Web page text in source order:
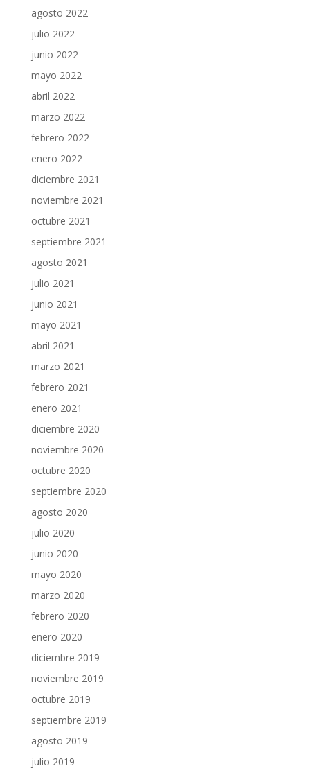
agosto 2022
julio 2022
junio 2022
mayo 2022
abril 2022
marzo 2022
febrero 2022
enero 2022
diciembre 2021
noviembre 2021
octubre 2021
septiembre 2021
agosto 2021
julio 2021
junio 2021
mayo 2021
abril 2021
marzo 2021
febrero 2021
enero 2021
diciembre 2020
noviembre 2020
octubre 2020
septiembre 2020
agosto 2020
julio 2020
junio 2020
mayo 2020
marzo 2020
febrero 2020
enero 2020
diciembre 2019
noviembre 2019
octubre 2019
septiembre 2019
agosto 2019
julio 2019